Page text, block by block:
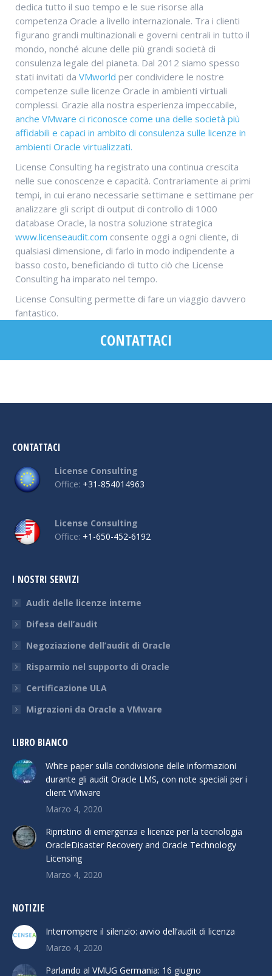
dedica tutto il suo tempo e le sue risorse alla
competenza Oracle a livello internazionale. Tra i clienti
figurano grandi multinazionali e governi centrali in tutto il
mondo, nonché alcune delle più grandi società di
consulenza legale del pianeta. Dal 2012 siamo spesso
stati invitati da VMworld per condividere le nostre
competenze sulle licenze Oracle in ambienti virtuali
complessi. Grazie alla nostra esperienza impeccabile,
anche VMware ci riconosce come una delle società più
affidabili e capaci in ambito di consulenza sulle licenze in
ambienti Oracle virtualizzati.
License Consulting ha registrato una continua crescita
nelle sue conoscenze e capacità. Contrariamente ai primi
tempi, in cui erano necessarie settimane e settimane per
analizzare gli script di output di controllo di 1000
database Oracle, la nostra soluzione strategica
www.licenseaudit.com consente oggi a ogni cliente, di
qualsiasi dimensione, di farlo in modo indipendente a
basso costo, beneficiando di tutto ciò che License
Consulting ha imparato nel tempo.
License Consulting permette di fare un viaggio davvero
fantastico.
CONTATTACI
CONTATTACI
License Consulting
Office: +31-854014963
License Consulting
Office: +1-650-452-6192
I NOSTRI SERVIZI
Audit delle licenze interne
Difesa dell’audit
Negoziazione dell’audit di Oracle
Risparmio nel supporto di Oracle
Certificazione ULA
Migrazioni da Oracle a VMware
LIBRO BIANCO
White paper sulla condivisione delle informazioni
durante gli audit Oracle LMS, con note speciali per i
client VMware
Marzo 4, 2020
Ripristino di emergenza e licenze per la tecnologia
OracleDisaster Recovery and Oracle Technology
Licensing
Marzo 4, 2020
NOTIZIE
Interrompere il silenzio: avvio dell’audit di licenza
Marzo 4, 2020
Parlando al VMUG Germania: 16 giugno